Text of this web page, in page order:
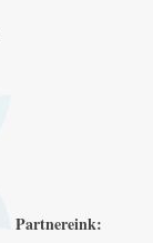
Partnereink: